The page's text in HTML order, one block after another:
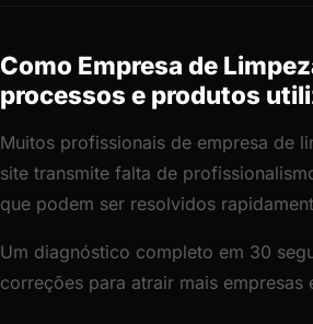
Como Empresa de
processos e produtos
Muitos profissionais de empresa de
site transmite falta de
que podem ser resolvidos
Um diagnóstico completo em 30
correções para atrair mais empresas